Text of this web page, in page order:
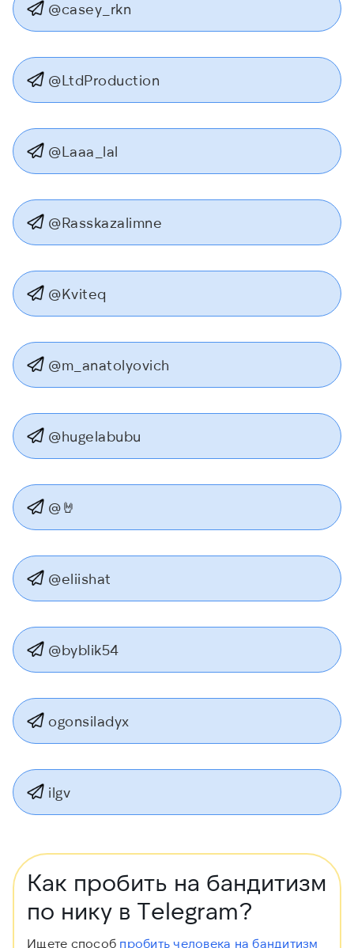
@casey_rkn
@LtdProduction
@Laaa_lal
@Rasskazalimne
@Kviteq
@m_anatolyovich
@hugelabubu
@🤘
@eliishat
@byblik54
ogonsiladyx
ilgv
Как пробить на бандитизм
по нику в Telegram?
Ищете способ пробить человека на бандитизм